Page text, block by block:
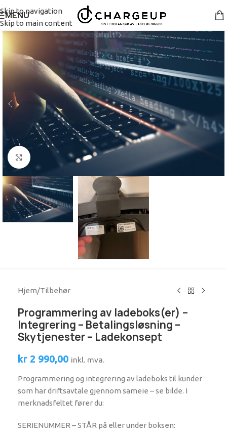
Skip to navigation
Skip to main content
MENU
Se større bilde
Hjem/Tilbehør
Programmering av ladeboks(er) –
Integrering – Betalingsløsning –
Skytjenester – Ladekonsept
kr 2 990,00 inkl. mva.
Programmering og integrering av ladeboks til kunder
som har driftsavtale gjennom sameie – se bilde. I
merknadsfeltet fører du:
SERIENUMMER – STÅR på eller under boksen: